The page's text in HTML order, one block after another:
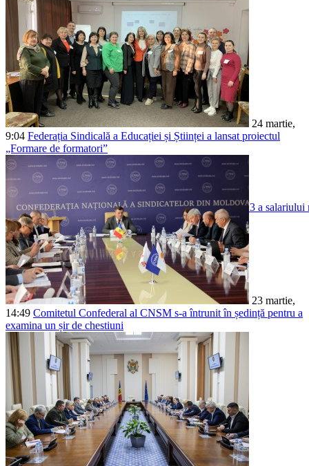
CNSM a propus stabilirea începând cu 1
Astăzi, 3 octombrie, la ședința Comisiei naționale pentru consultări și
24 martie,
9:04 Federația Sindicală a Educației și Științei a lansat proiectul
„Formare de formatori”
23 martie,
14:49 Comitetul Confederal al CNSM s-a întrunit în ședință pentru a
examina un șir de chestiuni